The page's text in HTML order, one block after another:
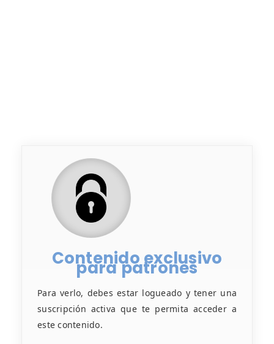
Contenido exclusivo
para patrones
Para verlo, debes estar logueado y tener una
suscripción activa que te permita acceder a
este contenido.